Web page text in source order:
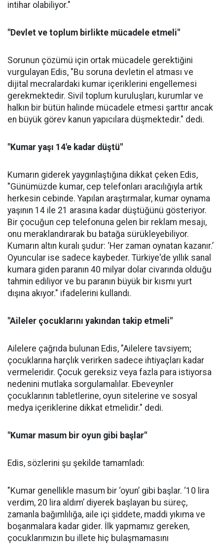
intihar olabiliyor."
"Devlet ve toplum birlikte mücadele etmeli"
Sorunun çözümü için ortak mücadele gerektiğini
vurgulayan Edis, "Bu soruna devletin el atması ve
dijital mecralardaki kumar içeriklerini engellemesi
gerekmektedir. Sivil toplum kuruluşları, kurumlar ve
halkın bir bütün halinde mücadele etmesi şarttır ancak
en büyük görev kanun yapıcılara düşmektedir." dedi.
"Kumar yaşı 14'e kadar düştü"
Kumarın giderek yaygınlaştığına dikkat çeken Edis,
"Günümüzde kumar, cep telefonları aracılığıyla artık
herkesin cebinde. Yapılan araştırmalar, kumar oynama
yaşının 14 ile 21 arasına kadar düştüğünü gösteriyor.
Bir çocuğun cep telefonuna gelen bir reklam mesajı,
onu meraklandırarak bu batağa sürükleyebiliyor.
Kumarın altın kuralı şudur: ‘Her zaman oynatan kazanır.’
Oyuncular ise sadece kaybeder. Türkiye'de yıllık sanal
kumara giden paranın 40 milyar dolar civarında olduğu
tahmin ediliyor ve bu paranın büyük bir kısmı yurt
dışına akıyor." ifadelerini kullandı.
"Aileler çocuklarını yakından takip etmeli"
Ailelere çağrıda bulunan Edis, "Ailelere tavsiyem;
çocuklarına harçlık verirken sadece ihtiyaçları kadar
vermeleridir. Çocuk gereksiz veya fazla para istiyorsa
nedenini mutlaka sorgulamalılar. Ebeveynler
çocuklarının tabletlerine, oyun sitelerine ve sosyal
medya içeriklerine dikkat etmelidir." dedi.
"Kumar masum bir oyun gibi başlar"
Edis, sözlerini şu şekilde tamamladı:
"Kumar genellikle masum bir ‘oyun’ gibi başlar. ‘10 lira
verdim, 20 lira aldım’ diyerek başlayan bu süreç,
zamanla bağımlılığa, aile içi şiddete, maddi yıkıma ve
boşanmalara kadar gider. İlk yapmamız gereken,
çocuklarımızın bu illete hiç bulaşmamasını